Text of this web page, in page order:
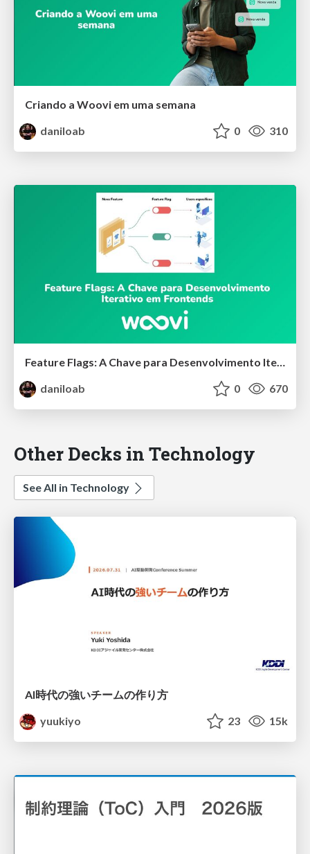
Criando a Woovi em uma semana
daniloab
0 310
Feature Flags: A Chave para Desenvolvimento Iterativo em Frontends
daniloab
0 670
Other Decks in Technology
See All in Technology
AI時代の強いチームの作り方
yuukiyo
23 15k